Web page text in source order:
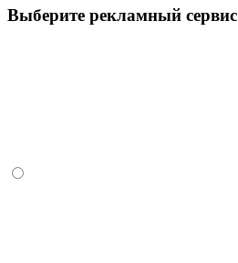
Выберите рекламный сервис